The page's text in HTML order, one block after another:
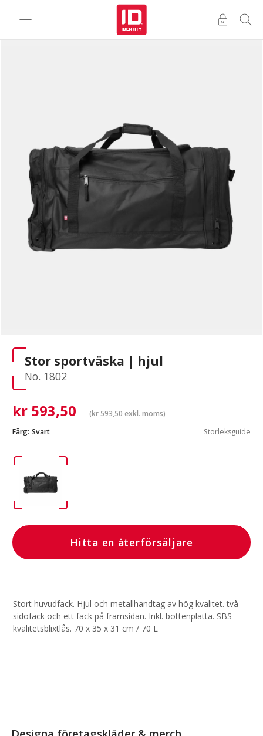
Stor sportväska | hjul
No. 1802
kr 593,50 (kr593,50 exkl. moms)
Färg: Svart Storleksguide
Hitta en återförsäljare
Stort huvudfack. Hjul och metallhandtag av hög kvalitet. två
sidofack och ett fack på framsidan. Inkl. bottenplatta. SBS-
kvalitetsblixtlås. 70 x 35 x 31 cm / 70 L